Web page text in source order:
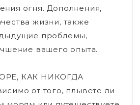
огня. Дополнения,
жизни, также
проблемы,
вашего опыта.
КАК НИКОГДА
от того, плывете ли